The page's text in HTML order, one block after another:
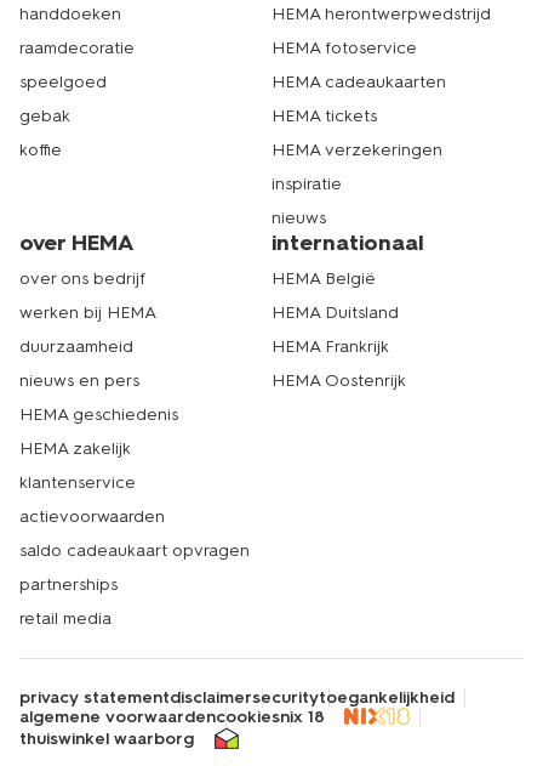
handdoeken
raamdecoratie
speelgoed
gebak
koffie
HEMA herontwerpwedstrijd
HEMA fotoservice
HEMA cadeaukaarten
HEMA tickets
HEMA verzekeringen
inspiratie
nieuws
over HEMA
over ons bedrijf
werken bij HEMA
duurzaamheid
nieuws en pers
HEMA geschiedenis
HEMA zakelijk
klantenservice
actievoorwaarden
saldo cadeaukaart opvragen
partnerships
retail media
internationaal
HEMA België
HEMA Duitsland
HEMA Frankrijk
HEMA Oostenrijk
privacy statementdisclaimersecuritytoegankelijkheid
algemene voorwaardencookiesnix 18
thuiswinkel waarborg